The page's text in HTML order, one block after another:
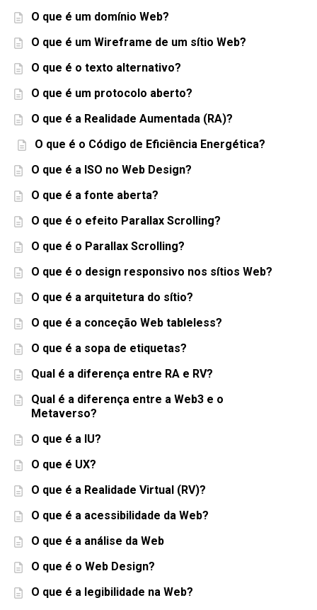
O que é um domínio Web?
O que é um Wireframe de um sítio Web?
O que é o texto alternativo?
O que é um protocolo aberto?
O que é a Realidade Aumentada (RA)?
O que é o Código de Eficiência Energética?
O que é a ISO no Web Design?
O que é a fonte aberta?
O que é o efeito Parallax Scrolling?
O que é o Parallax Scrolling?
O que é o design responsivo nos sítios Web?
O que é a arquitetura do sítio?
O que é a conceção Web tableless?
O que é a sopa de etiquetas?
Qual é a diferença entre RA e RV?
Qual é a diferença entre a Web3 e o
Metaverso?
O que é a IU?
O que é UX?
O que é a Realidade Virtual (RV)?
O que é a acessibilidade da Web?
O que é a análise da Web
O que é o Web Design?
O que é a legibilidade na Web?